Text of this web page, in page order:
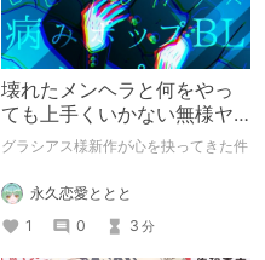
壊れたメンヘラと何をやっ
ても上手くいかない無様ヤ
ンデレ
グラシアス様新作が心を抉ってきた件
永久恋愛ととと
1
0 3 分